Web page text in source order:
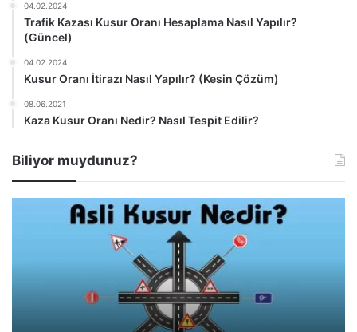
04.02.2024
Trafik Kazası Kusur Oranı Hesaplama Nasıl Yapılır?
(Güncel)
04.02.2024
Kusur Oranı İtirazı Nasıl Yapılır? (Kesin Çözüm)
08.06.2021
Kaza Kusur Oranı Nedir? Nasıl Tespit Edilir?
Biliyor muydunuz?